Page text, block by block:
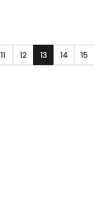
11 12 13 14
15